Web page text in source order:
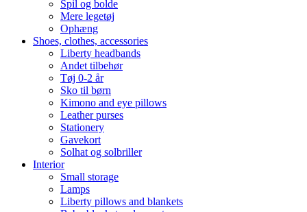
Spil og bolde
Mere legetøj
Ophæng
Shoes, clothes, accessories
Liberty headbands
Andet tilbehør
Tøj 0-2 år
Sko til børn
Kimono and eye pillows
Leather purses
Stationery
Gavekort
Solhat og solbriller
Interior
Small storage
Lamps
Liberty pillows and blankets